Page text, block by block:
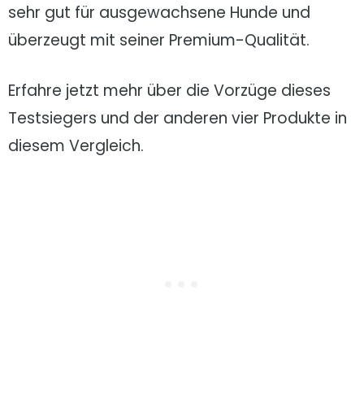
sehr gut für ausgewachsene Hunde und
überzeugt mit seiner Premium-Qualität.
Erfahre jetzt mehr über die Vorzüge dieses
Testsiegers und der anderen vier Produkte in
diesem Vergleich.